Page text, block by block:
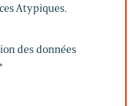
Atypiques.
des données
*